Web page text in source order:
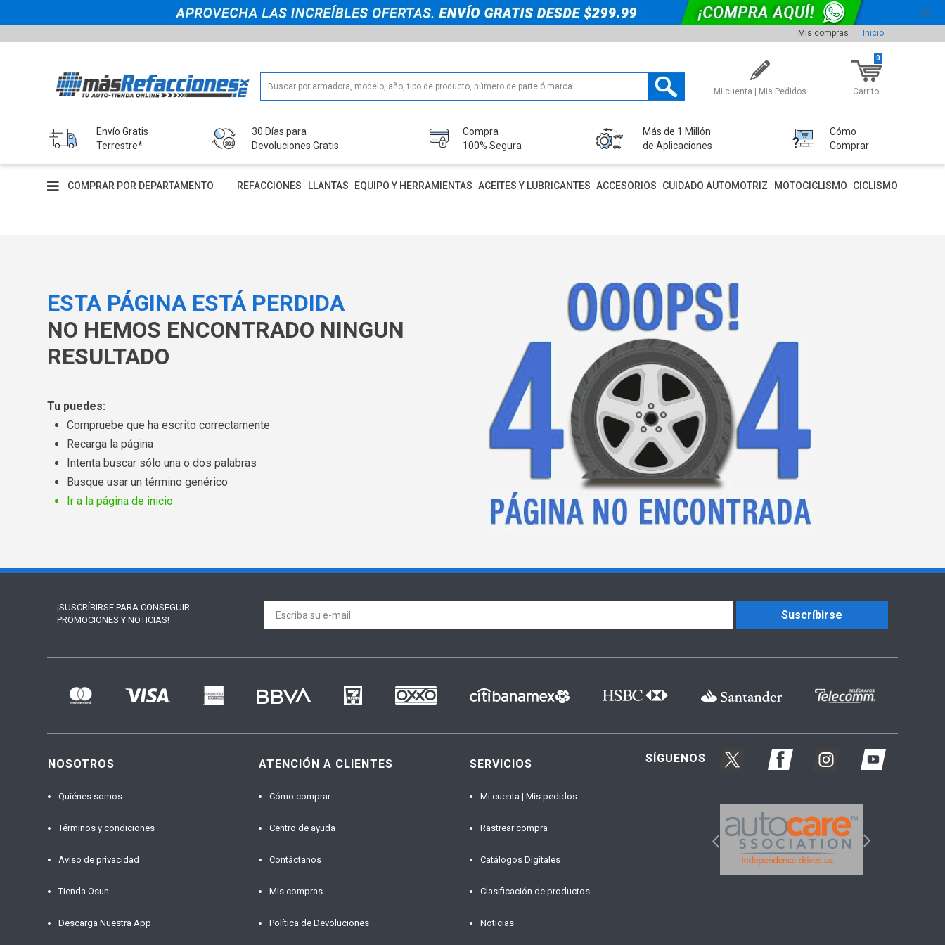
Mis compras Inicio
Mi cuenta | Mis Pedidos Carrito
0
Envío Gratis
Terrestre*
30 Días para
Devoluciones Gratis
Compra
100% Segura
Más de 1 Millón
de Aplicaciones
Cómo
Comprar
COMPRAR POR DEPARTAMENTO REFACCIONES LLANTAS EQUIPO Y HERRAMIENTAS ACEITES Y LUBRICANTES ACCESORIOS CUIDADO AUTOMOTRIZ MOTOCICLISMO CICLISMO
ESTA PÁGINA ESTÁ PERDIDA
NO HEMOS ENCONTRADO NINGUN
RESULTADO
Tu puedes:
Compruebe que ha escrito correctamente
Recarga la página
Intenta buscar sólo una o dos palabras
Busque usar un término genérico
Ir a la página de inicio
¡SUSCRÍBIRSE PARA CONSEGUIR
PROMOCIONES Y NOTICIAS!
Suscríbirse
NOSOTROS
Quiénes somos
Términos y condiciones
Aviso de privacidad
Tienda Osun
Descarga Nuestra App
ATENCIÓN A CLIENTES
Cómo comprar
Centro de ayuda
Contáctanos
Mis compras
Política de Devoluciones
SERVICIOS
Mi cuenta | Mis pedidos
Rastrear compra
Catálogos Digitales
Clasificación de productos
Noticias
SÍGUENOS